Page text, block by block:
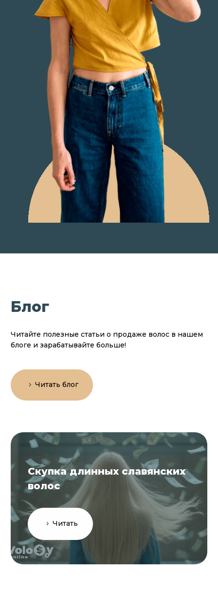
Блог
Читайте полезные статьи о продаже волос в нашем
блоге и зарабатывайте больше!
Читать блог
Скупка длинных славянских
волос
Читать